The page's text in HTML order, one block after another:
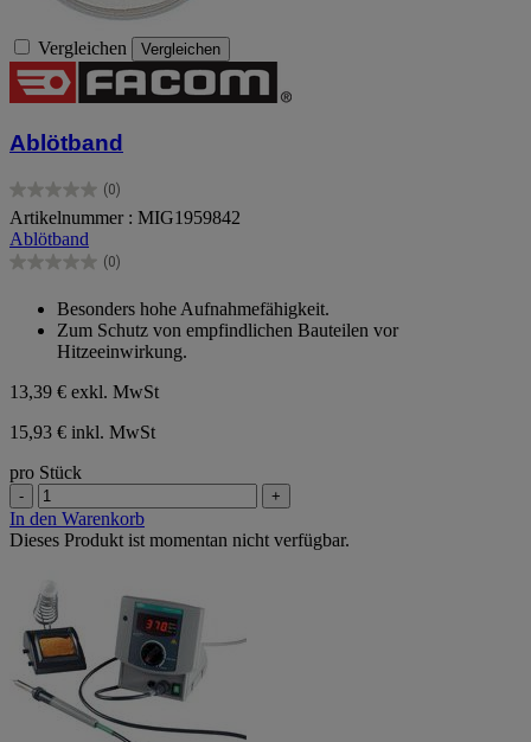
Vergleichen Vergleichen
Ablötband
(0)
0.0
von
5
Sternen.
Artikelnummer : MIG1959842
Ablötband
(0)
0.0
Sternen.
Besonders hohe Aufnahmefähigkeit.
Zum Schutz von empfindlichen Bauteilen vor
Hitzeeinwirkung.
13,39 € exkl. MwSt
15,93 € inkl. MwSt
pro Stück
- +
In den Warenkorb
Dieses Produkt ist momentan nicht verfügbar.